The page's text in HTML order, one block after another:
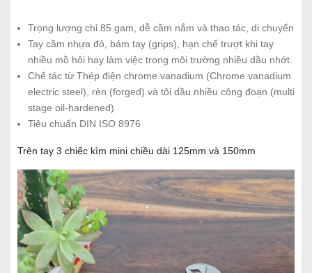
Trọng lượng chỉ 85 gam, dễ cầm nắm và thao tác, di chuyển
Tay cầm nhựa đỏ, bám tay (grips), hạn chế trượt khi tay
nhiều mồ hôi hay làm việc trong môi trường nhiều dầu nhớt.
Chế tác từ Thép điện chrome vanadium (Chrome vanadium
electric steel), rèn (forged) và tôi dầu nhiều công đoạn (multi
stage oil-hardened)
Tiêu chuẩn DIN ISO 8976
Trên tay 3 chiếc kìm mini chiều dài 125mm và 150mm